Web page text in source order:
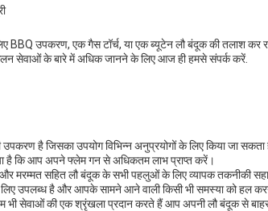
BBQ उपकरण, एक गैस टॉर्च, या एक ब्यूटेन लौ बंदूक की तलाश
सेवाओं के बारे में अधिक जानने के लिए आज ही हमसे संपर्क करें.
है जिसका उपयोग विभिन्न अनुप्रयोगों के लिए किया जा
है कि आप अपने फ्लेम गन से अधिकतम लाभ प्राप्त करें।
मरम्मत सहित लौ बंदूक के सभी पहलुओं के लिए व्यापक तकनीकी
लिए उपलब्ध है और आपके सामने आने वाली किसी भी समस्या को हल
भी सेवाओं की एक श्रृंखला प्रदान करते हैं आप अपनी लौ बंदूक से